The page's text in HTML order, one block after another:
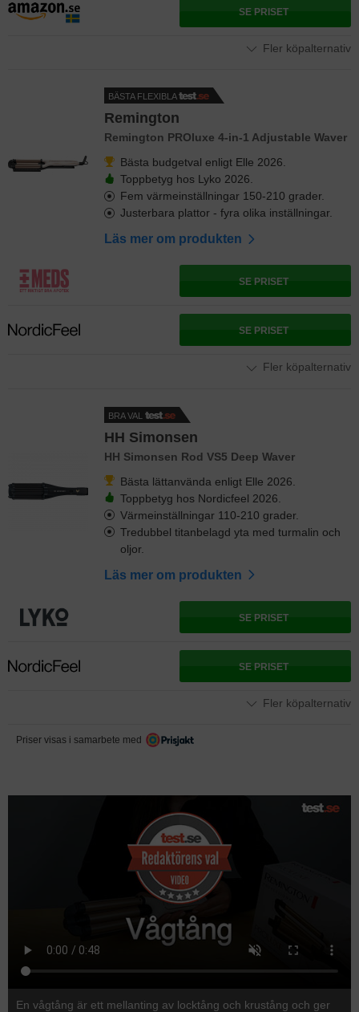
SE PRISET
Fler köpalternativ
BÄSTA FLEXIBLA
Remington
Remington PROluxe 4-in-1 Adjustable Waver
Bästa budgetval enligt Elle 2026.
Toppbetyg hos Lyko 2026.
Fem värmeinställningar 150-210 grader.
Justerbara plattor - fyra olika inställningar.
Läs mer om produkten
SE PRISET
SE PRISET
Fler köpalternativ
BRA VAL
HH Simonsen
HH Simonsen Rod VS5 Deep Waver
Bästa lättanvända enligt Elle 2026.
Toppbetyg hos Nordicfeel 2026.
Värmeinställningar 110-210 grader.
Tredubbel titanbelagd yta med turmalin och
oljor.
Läs mer om produkten
SE PRISET
SE PRISET
Fler köpalternativ
Priser visas i samarbete med
En vågtång är ett mellanting av locktång och krustång och ger